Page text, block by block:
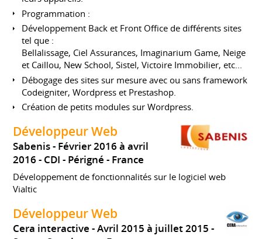
Programmation :
Développement Back et Front Office de différents sites
tel que :
Bellalissage, Ciel Assurances, Imaginarium Game, Neige
et Caillou, New School, Sistel, Victoire Immobilier, etc...
Débogage des sites sur mesure avec ou sans framework
Codeigniter, Wordpress et Prestashop.
Création de petits modules sur Wordpress.
Développeur Web
Sabenis
Février 2016 à avril
2016 CDI Périgné France
Développement de fonctionnalités sur le logiciel web
Vialtic
Développeur Web
Cera interactive
Avril 2015 à juillet 2015